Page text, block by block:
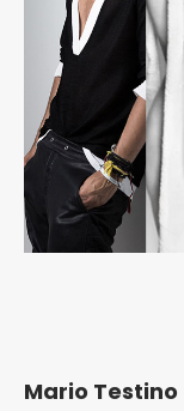
Mario Testino